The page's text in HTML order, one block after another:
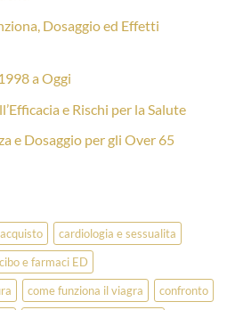
Dosaggio ed Effetti
a Oggi
e Rischi per la Salute
e Dosaggio per gli Over 65
acquisto
cardiologia e sessualita
cibo e farmaci ED
come funziona il viagra
confronto